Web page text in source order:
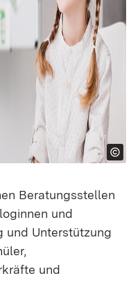
Beratungsstellen
und
und Unterstützung
und